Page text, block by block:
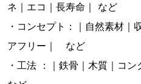
ネ｜エコ｜長寿命｜ など
・コンセプト：｜自然素材｜
アフリー｜ など
・工法 ：｜鉄骨｜木質｜コン